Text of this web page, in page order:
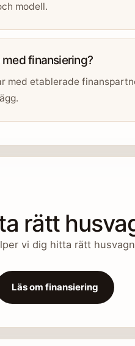
modell.
finansiering?
med etablerade
rätt
vi dig hitta rätt
Läs om finansiering